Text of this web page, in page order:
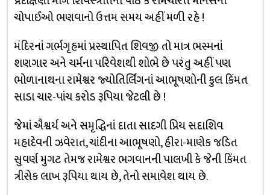
ચોપાઈઓ ભણવાનો ઉત્તમ સમય અહીં મળી રહે !
મંદિરનાં ગર્ભગૃહમાં પ્રસ્થાપિત શિવજી તો માત્ર ભસ્મનાં
શણગાર અને ચર્મના પરિવેશથી શોભે છે પરંતુ અહીં પણ
ભોળાનાથના રામેશ્વર જ્યોતિર્લિંગનાં આભૂષણોની કુલ કિંમત
સાડા ચાર-પાંચ કરોડ રૂપિયા જેટલી છે !
જેમાં ઐશ્વર્ય અને સમૃદ્ધિનાં દાતા સાદગી પ્રિય સદાશિવ
મહાદેવની ઝવેરાત, ચાંદીના આભૂષણો, હીરા-માણેક જડિત
સુવર્ણ મુગટ તેમજ રામેશ્વર ભગવાનની પાલખી કે જેની કિંમત
ત્રીસેક લાખ રૂપિયા થાય છે, તેનો સમાવેશ થાય છે.